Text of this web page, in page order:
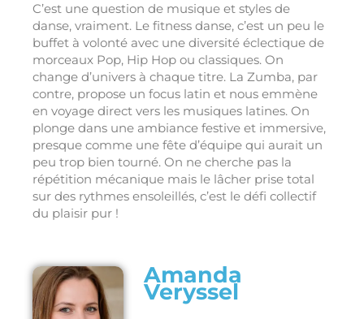
C’est une question de musique et styles de
danse, vraiment. Le fitness danse, c’est un peu le
buffet à volonté avec une diversité éclectique de
morceaux Pop, Hip Hop ou classiques. On
change d’univers à chaque titre. La Zumba, par
contre, propose un focus latin et nous emmène
en voyage direct vers les musiques latines. On
plonge dans une ambiance festive et immersive,
presque comme une fête d’équipe qui aurait un
peu trop bien tourné. On ne cherche pas la
répétition mécanique mais le lâcher prise total
sur des rythmes ensoleillés, c’est le défi collectif
du plaisir pur !
Amanda
Veryssel